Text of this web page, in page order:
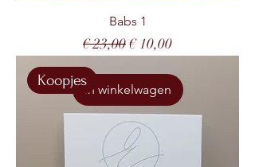
Babs 1
Normale prijs
€ 23,00Verkoopprijs
€ 10,00
In winkelwagen
Koopjes